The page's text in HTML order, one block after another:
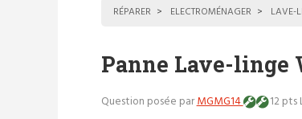
RÉPARER ELECTROMÉNAGER LAVE-
Panne Lave-linge
Question posée parMGMG14 12 pts